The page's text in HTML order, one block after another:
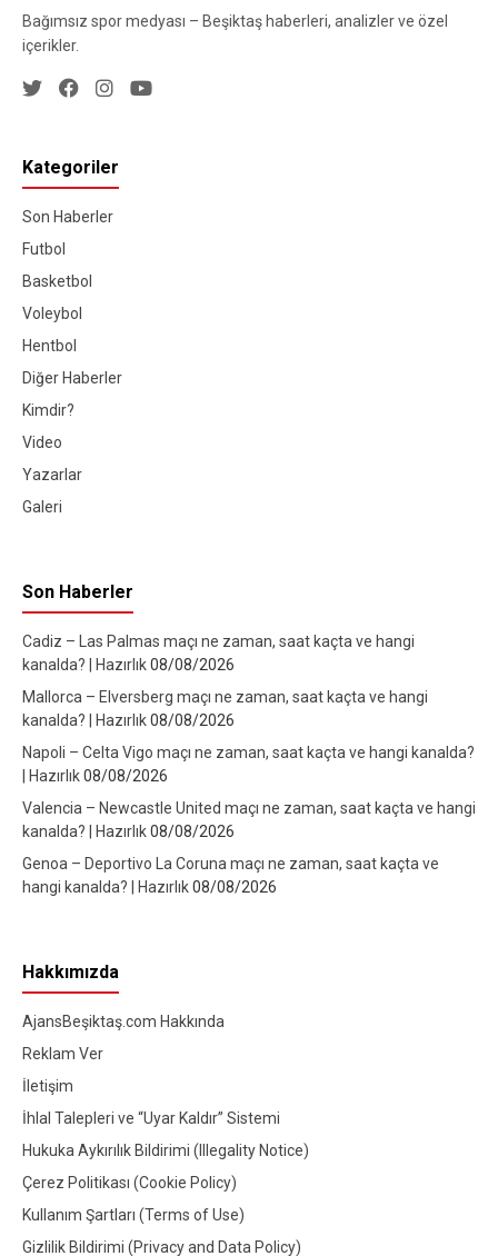
Bağımsız spor medyası – Beşiktaş haberleri, analizler ve özel
içerikler.
Kategoriler
Son Haberler
Futbol
Basketbol
Voleybol
Hentbol
Diğer Haberler
Kimdir?
Video
Yazarlar
Galeri
Son Haberler
Cadiz – Las Palmas maçı ne zaman, saat kaçta ve hangi
kanalda? | Hazırlık08/08/2026
Mallorca – Elversberg maçı ne zaman, saat kaçta ve hangi
kanalda? | Hazırlık08/08/2026
Napoli – Celta Vigo maçı ne zaman, saat kaçta ve hangi kanalda?
| Hazırlık08/08/2026
Valencia – Newcastle United maçı ne zaman, saat kaçta ve hangi
kanalda? | Hazırlık08/08/2026
Genoa – Deportivo La Coruna maçı ne zaman, saat kaçta ve
hangi kanalda? | Hazırlık08/08/2026
Hakkımızda
AjansBeşiktaş.com Hakkında
Reklam Ver
İletişim
İhlal Talepleri ve “Uyar Kaldır” Sistemi
Hukuka Aykırılık Bildirimi (Illegality Notice)
Çerez Politikası (Cookie Policy)
Kullanım Şartları (Terms of Use)
Gizlilik Bildirimi (Privacy and Data Policy)